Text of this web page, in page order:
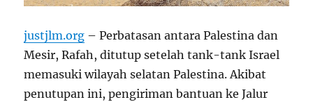
justjlm.org – Perbatasan antara Palestina dan
Mesir, Rafah, ditutup setelah tank-tank Israel
memasuki wilayah selatan Palestina. Akibat
penutupan ini, pengiriman bantuan ke Jalur